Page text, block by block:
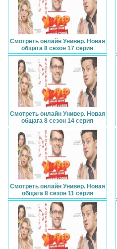
Смотреть онлайн Универ. Новая
общага 8 сезон 17 серия
Смотреть онлайн Универ. Новая
общага 8 сезон 14 серия
Смотреть онлайн Универ. Новая
общага 8 сезон 11 серия